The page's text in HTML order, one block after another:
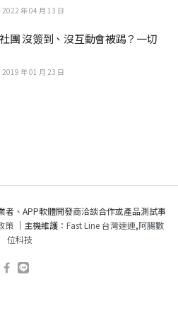
2022 年 04 月 13 日
團 沒簽到、沒互動會被踢？一切
2019 年 01 月 23 日
、APP軟體開發商洽談合作或產品測試事
策｜主機維護： Fast Line 台灣速連,阿腸數
位科技